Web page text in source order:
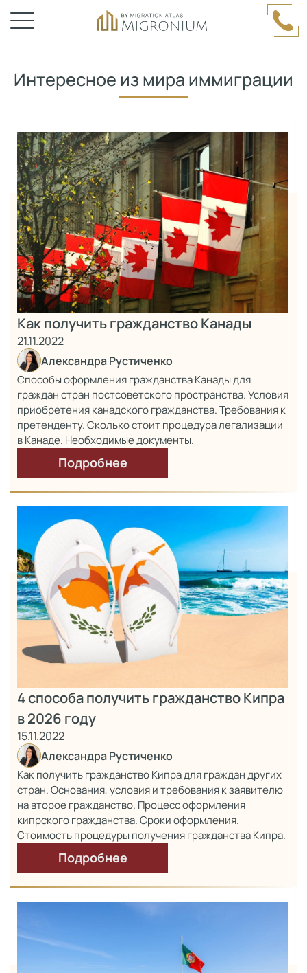
Интересное из мира иммиграции
Как получить гражданство Канады
21.11.2022
Александра Рустиченко
Способы оформления гражданства Канады для
граждан стран постсоветского пространства. Условия
приобретения канадского гражданства. Требования к
претенденту. Сколько стоит процедура легализации
в Канаде. Необходимые документы.
Подробнее
4 способа получить гражданство Кипра
в 2026 году
15.11.2022
Александра Рустиченко
Как получить гражданство Кипра для граждан других
стран. Основания, условия и требования к заявителю
на второе гражданство. Процесс оформления
кипрского гражданства. Сроки оформления.
Стоимость процедуры получения гражданства Кипра.
Подробнее